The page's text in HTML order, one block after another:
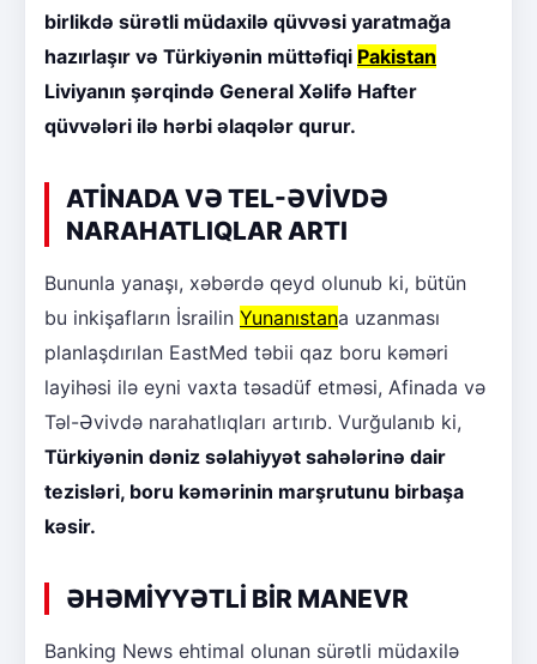
birlikdə sürətli müdaxilə qüvvəsi yaratmağa
hazırlaşır və Türkiyənin müttəfiqi Pakistan
Liviyanın şərqində General Xəlifə Hafter
qüvvələri ilə hərbi əlaqələr qurur.
ATİNADA VƏ TEL-ƏVİVDƏ
NARAHATLIQLAR ARTI
Bununla yanaşı, xəbərdə qeyd olunub ki, bütün
bu inkişafların İsrailin Yunanıstana uzanması
planlaşdırılan EastMed təbii qaz boru kəməri
layihəsi ilə eyni vaxta təsadüf etməsi, Afinada və
Təl-Əvivdə narahatlıqları artırıb. Vurğulanıb ki,
Türkiyənin dəniz səlahiyyət sahələrinə dair
tezisləri, boru kəmərinin marşrutunu birbaşa
kəsir.
ƏHƏMİYYƏTLİ BİR MANEVR
Banking News ehtimal olunan sürətli müdaxilə